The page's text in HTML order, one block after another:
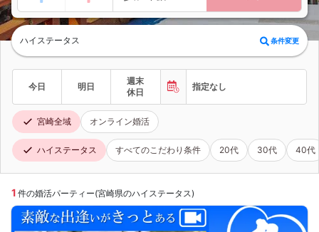
ハイステータス 条件変更
今日 明日
週末
休日
指定なし
宮崎全域 オンライン婚活
ハイステータス すべてのこだわり条件 20代 30代 40代
1 件の婚活パーティー(宮崎県のハイステータス)